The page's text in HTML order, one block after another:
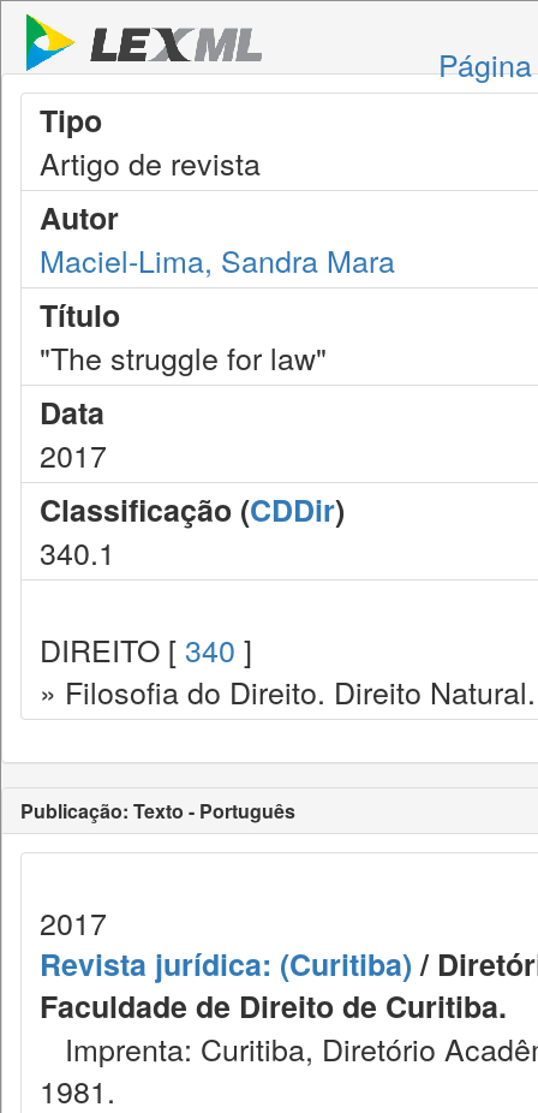
Tipo
Artigo de revista
Autor
Maciel-Lima, Sandra Mara
Título
"The struggle for law"
Data
2017
Classificação (CDDir)
340.1
DIREITO [ 340 ]
» Filosofia do Direito. Direito
Publicação: Texto - Português
2017
Revista jurídica: (Curitiba)/
Faculdade de Direito de Curitiba.
Imprenta: Curitiba, Diretório
1981.